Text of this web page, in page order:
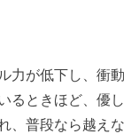
力が低下し、衝動
るときほど、優し
、普段なら越えな